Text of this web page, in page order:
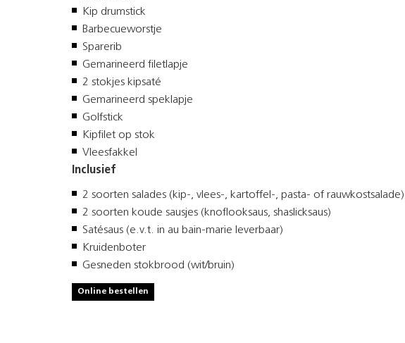
Kip drumstick
Barbecueworstje
Sparerib
Gemarineerd filetlapje
2 stokjes kipsaté
Gemarineerd speklapje
Golfstick
Kipfilet op stok
Vleesfakkel
Inclusief
2 soorten salades (kip-, vlees-, kartoffel-, pasta- of rauwkostsalade)
2 soorten koude sausjes (knoflooksaus, shaslicksaus)
Satésaus (e.v.t. in au bain-marie leverbaar)
Kruidenboter
Gesneden stokbrood (wit/bruin)
Online bestellen